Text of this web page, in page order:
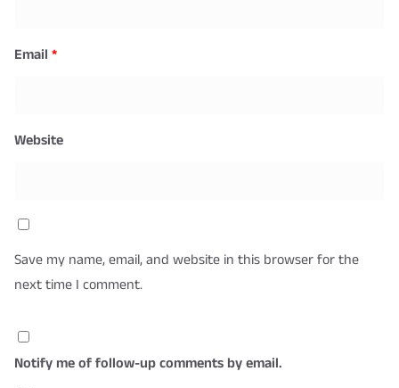
Email *
Website
Save my name, email, and website in this browser for the
next time I comment.
Notify me of follow-up comments by email.